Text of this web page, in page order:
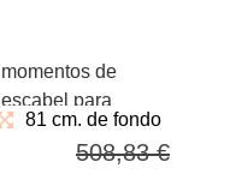
de
para
81 cm. de fondo
508,83€